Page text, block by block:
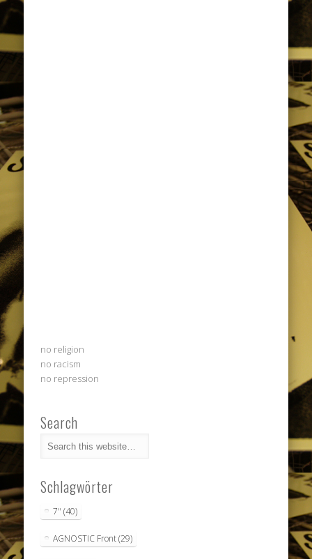
no religion
no racism
no repression
Search
Schlagwörter
7" (40)
AGNOSTIC Front(29)